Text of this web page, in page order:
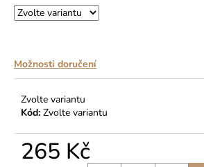
Možnosti doručení
Zvolte variantu
Kód: Zvolte variantu
265 Kč
HLEDAT
D
o
p
o
r